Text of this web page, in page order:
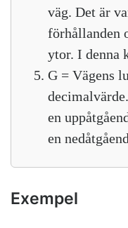
väg. Det är
förhållanden
ytor. I denna
G = Vägens
en
en
Exempel